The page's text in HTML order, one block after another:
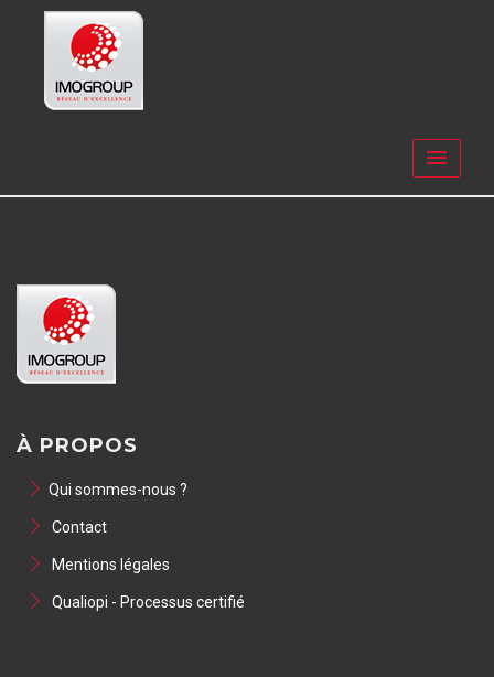
À PROPOS
Qui sommes-nous ?
Contact
Mentions légales
Qualiopi - Processus certifié